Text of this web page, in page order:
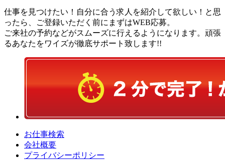
仕事を見つけたい！自分に合う求人を紹介して欲しい！と思
ったら、ご登録いただく前にまずはWEB応募。
ご来社の予約などがスムーズに行えるようになります。頑張
るあなたをワイズが徹底サポート致します!!
お仕事検索
会社概要
プライバシーポリシー